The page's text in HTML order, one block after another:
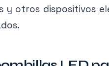
y otros dispositivos